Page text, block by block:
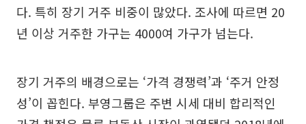
다. 특히 장기 거주 비중이 많았다. 조사에 따르면 20
년 이상 거주한 가구는 4000여 가구가 넘는다.
장기 거주의 배경으로는 ‘가격 경쟁력’과 ‘주거 안정
성’이 꼽힌다. 부영그룹은 주변 시세 대비 합리적인